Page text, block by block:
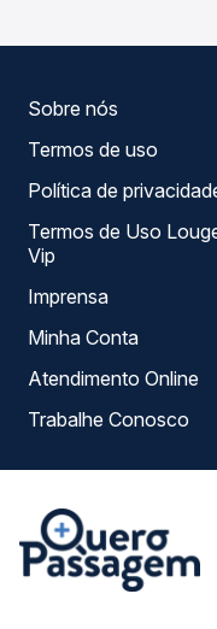
Sobre nós
Termos de uso
Política de
Termos de Uso Louge
Vip
Imprensa
Minha Conta
Atendimento Online
Trabalhe Conosco